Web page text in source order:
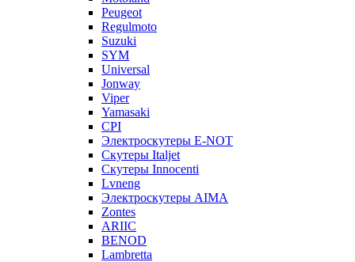
Peugeot
Regulmoto
Suzuki
SYM
Universal
Jonway
Viper
Yamasaki
CPI
Электроскутеры E-NOT
Скутеры Italjet
Скутеры Innocenti
Lvneng
Электроскутеры AIMA
Zontes
ARIIC
BENOD
Lambretta